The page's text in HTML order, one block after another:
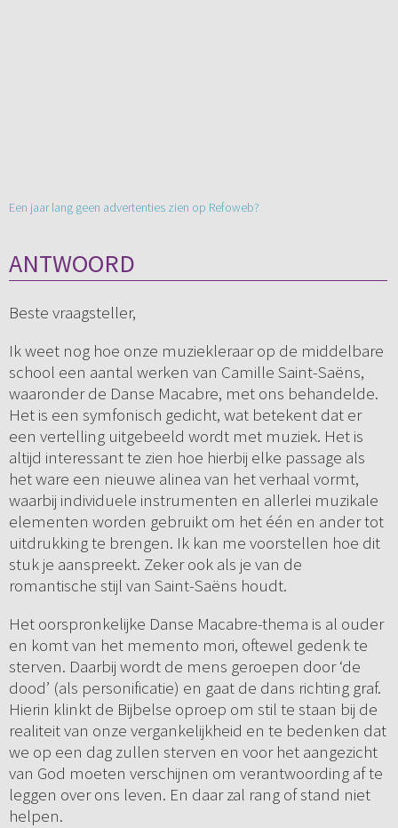
Een jaar lang geen advertenties zien op Refoweb?
ANTWOORD
Beste vraagsteller,
Ik weet nog hoe onze muziekleraar op de middelbare
school een aantal werken van Camille Saint-Saëns,
waaronder de Danse Macabre, met ons behandelde.
Het is een symfonisch gedicht, wat betekent dat er
een vertelling uitgebeeld wordt met muziek. Het is
altijd interessant te zien hoe hierbij elke passage als
het ware een nieuwe alinea van het verhaal vormt,
waarbij individuele instrumenten en allerlei muzikale
elementen worden gebruikt om het één en ander tot
uitdrukking te brengen. Ik kan me voorstellen hoe dit
stuk je aanspreekt. Zeker ook als je van de
romantische stijl van Saint-Saëns houdt.
Het oorspronkelijke Danse Macabre-thema is al ouder
en komt van het memento mori, oftewel gedenk te
sterven. Daarbij wordt de mens geroepen door ‘de
dood’ (als personificatie) en gaat de dans richting graf.
Hierin klinkt de Bijbelse oproep om stil te staan bij de
realiteit van onze vergankelijkheid en te bedenken dat
we op een dag zullen sterven en voor het aangezicht
van God moeten verschijnen om verantwoording af te
leggen over ons leven. En daar zal rang of stand niet
helpen.